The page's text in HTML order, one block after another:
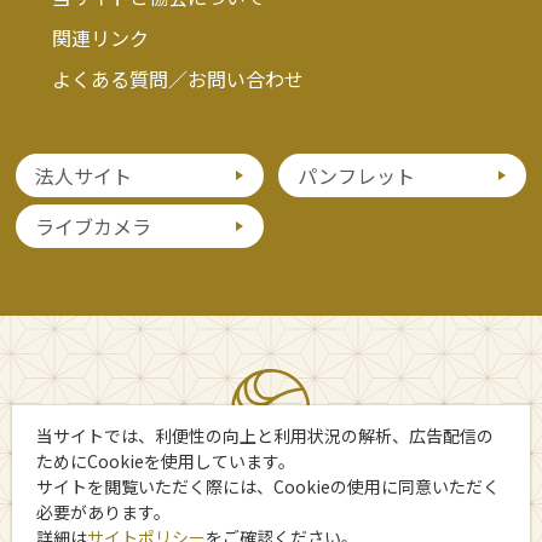
関連リンク
よくある質問／お問い合わせ
法人サイト
パンフレット
ライブカメラ
当サイトでは、利便性の向上と利用状況の解析、広告配信の
ためにCookieを使用しています。
サイトを閲覧いただく際には、Cookieの使用に同意いただく
必要があります。
詳細はサイトポリシーをご確認ください。